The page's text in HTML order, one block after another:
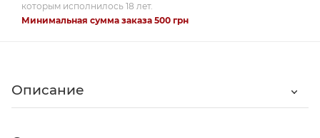
которым исполнилось 18 лет.
Минимальная сумма заказа 500 грн
Описание